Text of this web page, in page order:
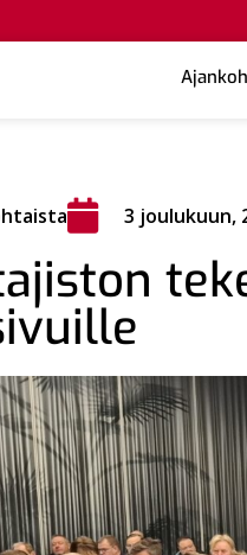
3 joulukuun,